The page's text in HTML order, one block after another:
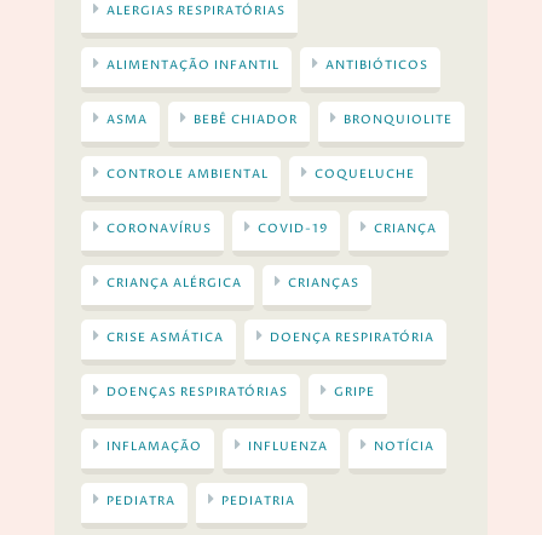
ALERGIAS RESPIRATÓRIAS
ALIMENTAÇÃO INFANTIL ANTIBIÓTICOS
ASMA BEBÊ CHIADOR BRONQUIOLITE
CONTROLE AMBIENTAL COQUELUCHE
CORONAVÍRUS COVID-19 CRIANÇA
CRIANÇA ALÉRGICA CRIANÇAS
CRISE ASMÁTICA DOENÇA RESPIRATÓRIA
DOENÇAS RESPIRATÓRIAS GRIPE
INFLAMAÇÃO INFLUENZA NOTÍCIA
PEDIATRA PEDIATRIA